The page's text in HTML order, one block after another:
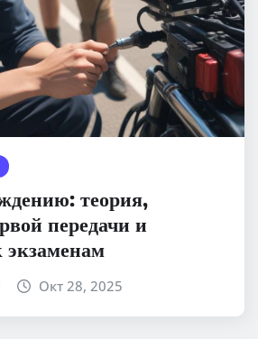
теория,
передачи и
экзаменам
Окт 28, 2025